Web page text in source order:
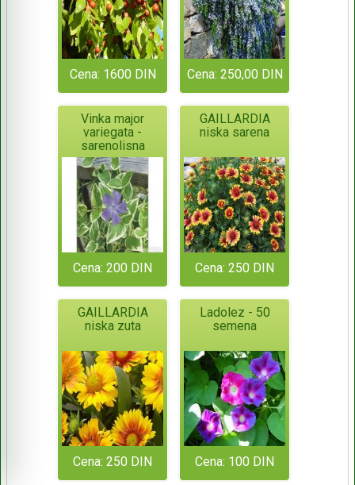
Cena: 1600 DIN Cena: 250,00 DIN
Vinka major
variegata -
sarenolisna
Cena: 200 DIN
GAILLARDIA
niska sarena
Cena: 250 DIN
GAILLARDIA
niska zuta
Cena: 250 DIN
Ladolez - 50
semena
Cena: 100 DIN